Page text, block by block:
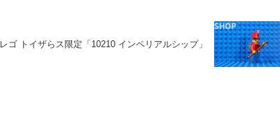
レゴ トイザらス限定「10210 インペリアルシップ」